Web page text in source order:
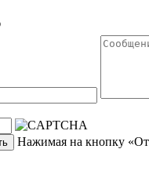
Нажимая на кнопку